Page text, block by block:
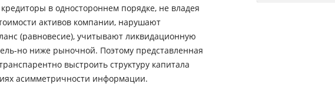
в одностороннем порядке, не владея
активов компании, нарушают
(равновесие), учитывают ликвидационную
но ниже рыночной. Поэтому представленная
выстроить структуру капитала
асимметричности информации.